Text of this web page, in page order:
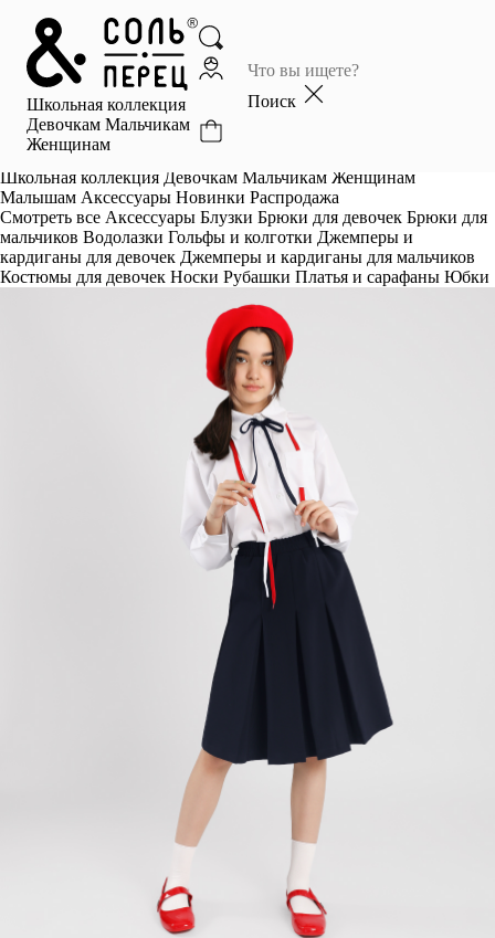
Школьная коллекция
Девочкам Мальчикам
Женщинам
Поиск
Главная
Каталог
Избранное
Школьная коллекция Девочкам Мальчикам Женщинам
Малышам Аксессуары Новинки Распродажа
Смотреть все Аксессуары Блузки Брюки для девочек Брюки для
мальчиков Водолазки Гольфы и колготки Джемперы и
кардиганы для девочек Джемперы и кардиганы для мальчиков
Костюмы для девочек Носки Рубашки Платья и сарафаны Юбки